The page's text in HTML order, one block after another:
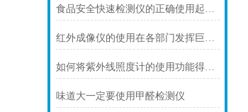
食品安全快速检测仪的正确使用起到积极的作用
红外成像仪的使用在各部门发挥巨大作用
如何将紫外线照度计的使用功能得到利用
味道大一定要使用甲醛检测仪